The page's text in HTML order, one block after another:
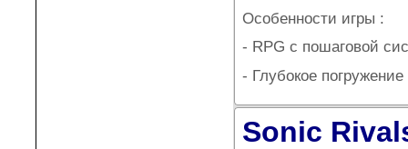
Особенности игры :
- RPG с пошаговой
- Глубокое
Sonic